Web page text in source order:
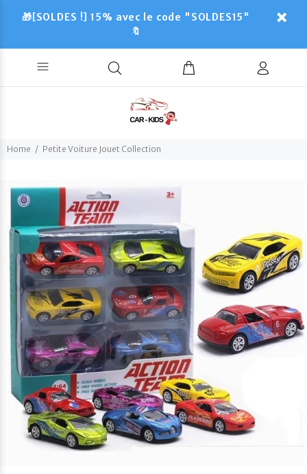
🎁[SOLDES !] 15% avec le code "SOLDES15"
🔖
Home Petite Voiture Jouet Collection